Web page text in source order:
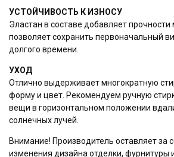
УСТОЙЧИВОСТЬ К ИЗНОСУ
Эластан в составе добавляет прочности
позволяет сохранить первоначальный
долгого времени.
УХОД
Отлично выдерживает многократную
форму и цвет. Рекомендуем ручную
вещи в горизонтальном положении
солнечных лучей.
Внимание! Производитель оставляет за
изменения дизайна отделки, фурнитуры